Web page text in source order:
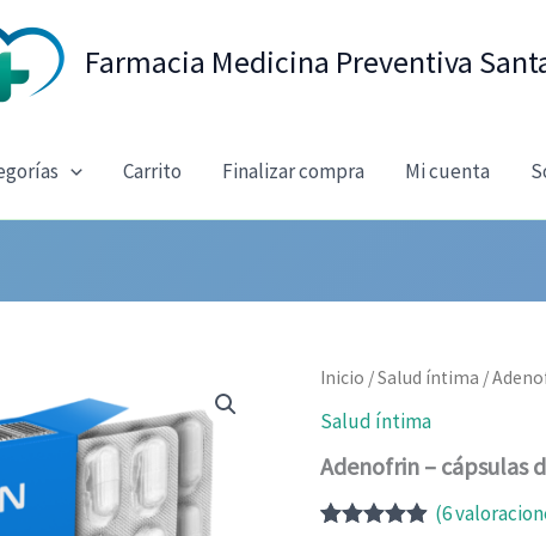
Farmacia Medicina Preventiva
Carrito Finalizar compra Mi cuenta
Inicio /Salud íntima /
Salud íntima
Adenofrin – cápsulas
(6